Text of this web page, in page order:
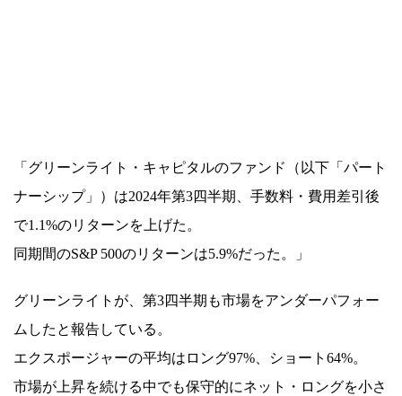
「グリーンライト・キャピタルのファンド（以下「パート
ナーシップ」）は2024年第3四半期、手数料・費用差引後
で1.1%のリターンを上げた。
同期間のS&P 500のリターンは5.9%だった。」
グリーンライトが、第3四半期も市場をアンダーパフォー
ムしたと報告している。
エクスポージャーの平均はロング97%、ショート64%。
市場が上昇を続ける中でも保守的にネット・ロングを小さ